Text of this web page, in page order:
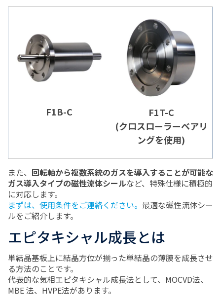
F1B-C
F1T-C
(クロスローラーベアリ
ングを使用)
また、 回転軸から複数系統のガスを導入することが可能な
ガス導入タイプの磁性流体シールなど、特殊仕様に積極的
に対応します。
まずは、使用条件をご連絡ください。 最適な磁性流体シー
ルをご紹介します。
エピタキシャル成長とは
単結晶基板上に結晶方位が揃った単結晶の薄膜を成長させ
る方法のことです。
代表的な気相エピタキシャル成長法として、MOCVD法、
MBE 法、HVPE法があります。